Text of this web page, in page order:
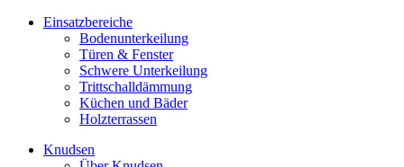
Einsatzbereiche
Bodenunterkeilung
Türen & Fenster
Schwere Unterkeilung
Trittschalldämmung
Küchen und Bäder
Holzterrassen
Knudsen